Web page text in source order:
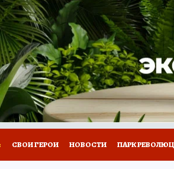
ПОЛКА ПРОГНОЗЫ НА СПОРТ
ЦЕНТР НЕДВИЖИМОСТЬ
КП РАДИО КП РЕКЛАМА ТЕСТЫ
СВОИ ГЕРОИ НОВОСТИ ПАРК